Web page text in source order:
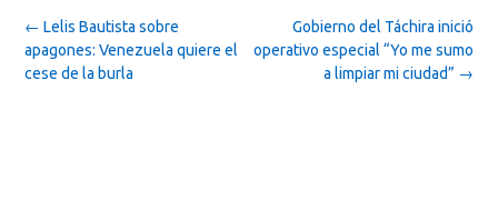
Post
navigation
Gobierno del Táchira inició
operativo especial “Yo me sumo
a limpiar mi ciudad” →
← Lelis Bautista sobre
apagones: Venezuela quiere el
cese de la burla